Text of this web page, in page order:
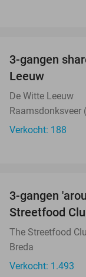
3-gangen
Leeuw
De Witte Leeuw
Raamsdonksveer
Verkocht: 188
3-gangen
Streetfood
The Streetfood
Breda
Verkocht: 1.493